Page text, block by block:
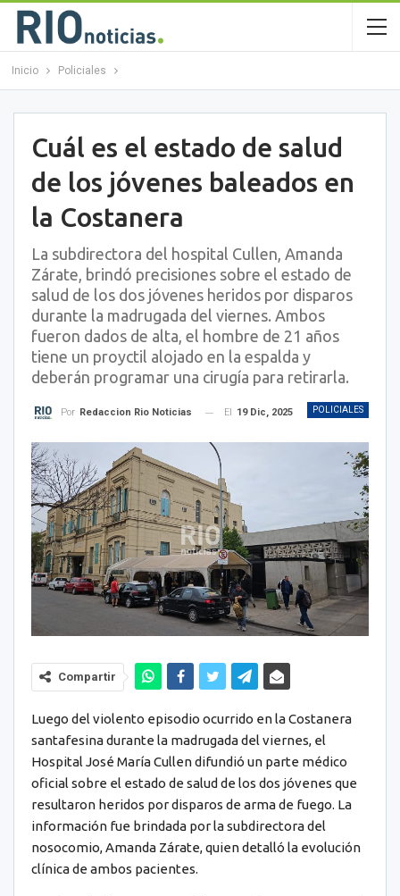
Inicio Policiales
Cuál es el estado de salud
de los jóvenes baleados en
la Costanera
La subdirectora del hospital Cullen, Amanda
Zárate, brindó precisiones sobre el estado de
salud de los dos jóvenes heridos por disparos
durante la madrugada del viernes. Ambos
fueron dados de alta, el hombre de 21 años
tiene un proyctil alojado en la espalda y
deberán programar una cirugía para retirarla.
POLICIALES
Por Redaccion Rio Noticias El 19 Dic, 2025
Compartir
Luego del violento episodio ocurrido en la Costanera
santafesina durante la madrugada del viernes, el
Hospital José María Cullen difundió un parte médico
oficial sobre el estado de salud de los dos jóvenes que
resultaron heridos por disparos de arma de fuego. La
información fue brindada por la subdirectora del
nosocomio, Amanda Zárate, quien detalló la evolución
clínica de ambos pacientes.